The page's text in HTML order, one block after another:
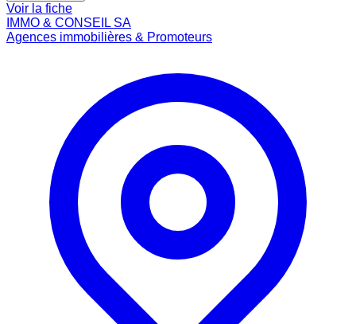
Voir la fiche
IMMO & CONSEIL SA
Agences immobilières & Promoteurs